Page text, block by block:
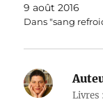
9 août 2016
Dans "sang
Livres